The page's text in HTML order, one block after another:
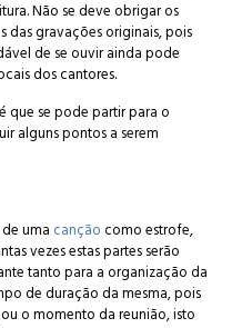
Não se deve obrigar os
das gravações originais, pois
de se ouvir ainda pode
dos cantores.
que se pode partir para o
alguns pontos a serem
uma canção como estrofe,
vezes estas partes serão
tanto para a organização da
de duração da mesma, pois
o momento da reunião, isto